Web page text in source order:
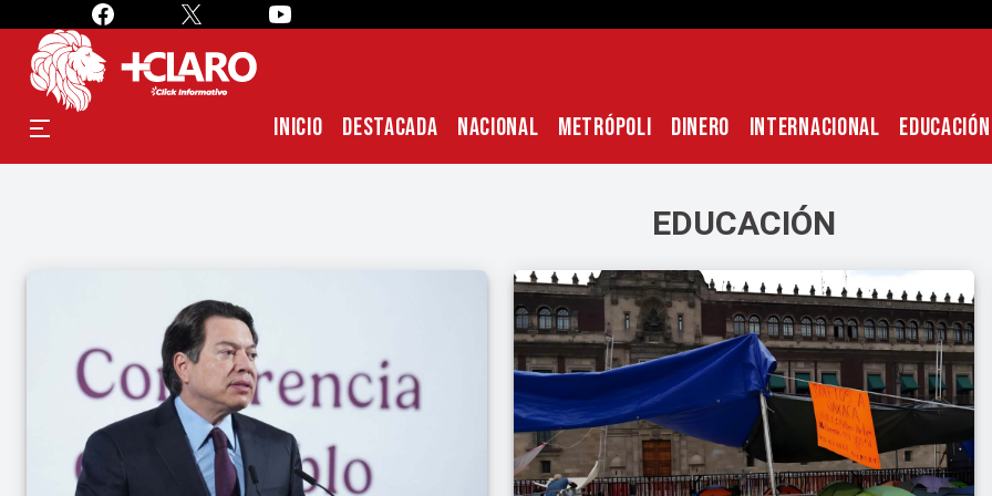
INICIO DESTACADA NACIONAL METRÓPOLI DINERO INTERNACIONAL EDUCACIÓN
EDUCACIÓN